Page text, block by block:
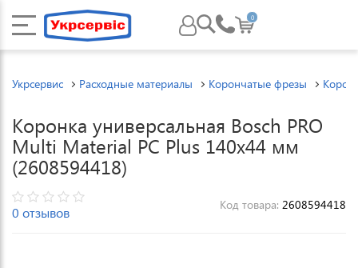
0
Укрсервис Расходные материалы Корончатые фрезы
Коронка универсальная Bosch PRO
Multi Material PC Plus 140x44 мм
(2608594418)
0 отзывов Код товара: 2608594418